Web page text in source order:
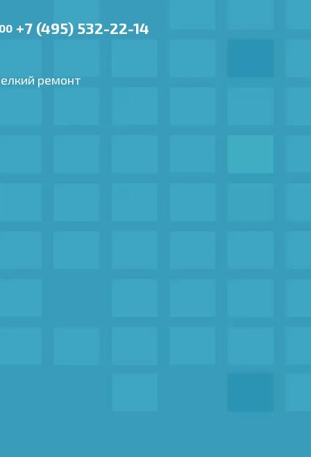
+7 (495) 532-22-14
ремонт